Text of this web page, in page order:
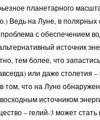
планетарного
Ведь на Луне, в полярных
с обеспечением
источник
тем более, что
или даже столетия
том, что на Луне
источником
– гелий-3 может